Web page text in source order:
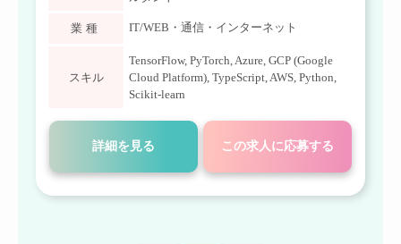
業種 IT/WEB・通信・インターネット
スキル
TensorFlow, PyTorch,Azure, GCP (Google
Cloud Platform), TypeScript,AWS, Python,
Scikit-learn
詳細を見る この求人に応募する